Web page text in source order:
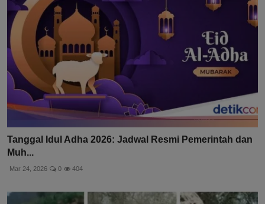
Tanggal Idul Adha 2026: Jadwal Resmi Pemerintah dan
Muh...
Mar 24, 2026 0 404